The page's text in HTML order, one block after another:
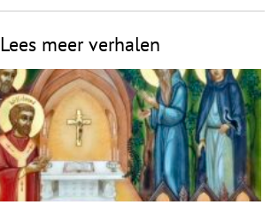
Lees meer verhalen